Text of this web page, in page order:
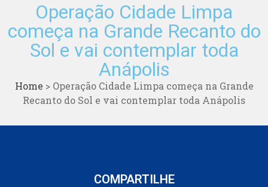
Operação Cidade Limpa
começa na Grande Recanto do
Sol e vai contemplar toda
Anápolis
Home > Operação Cidade Limpa começa na Grande
Recanto do Sol e vai contemplar toda Anápolis
COMPARTILHE